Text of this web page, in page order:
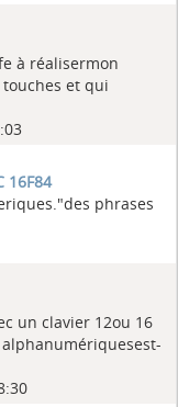
à réalisermon
et qui
16F84
phrases
un clavier 12ou 16